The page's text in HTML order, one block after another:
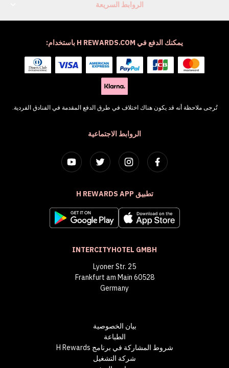
الروابط السريعة
الروابط الاجتماعية
تطبيق H REWARDS APP
INTERCITYHOTEL GMBH
Lyoner Str. 25
60528 Frankfurt am Main
Germany
يمكنك الدفع في H REWARDS.COM باستخدام:
تُرجى ملاحظة أنه قد يكون هناك اختلاف في طرق الدفع المقدمة في الفنادق الفردية.
بيان الخصوصية
الطباعة
شروط المشاركة في برنامج H Rewards
شركة التشغيل